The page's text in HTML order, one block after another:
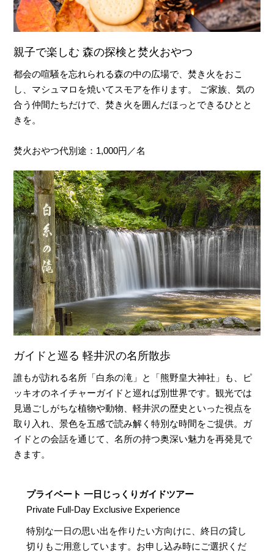
親子で楽しむ 森の探検と焚火おやつ
都会の喧騒を忘れられる森の中の広場で、焚き火をおこ
し、マシュマロを焼いてスモアを作ります。 ご家族、気の
合う仲間たちだけで、焚き火を囲んだほっとできるひとと
きを。
焚火おやつ代別途：1,000円／名
ガイドと巡る 軽井沢の名所散歩
誰もが訪れる名所「白糸の滝」と「熊野皇大神社」も、ピ
ッキオのネイチャーガイドと巡れば別世界です。観光では
見過ごしがちな植物や動物、軽井沢の歴史といった視点を
取り入れ、景色を五感で読み解く特別な時間をご提供。ガ
イドとの会話を通じて、名所の持つ奥深い魅力を再発見で
きます。
プライベート 一日じっくりガイドツアー
Private Full-Day Exclusive Experience
特別な一日の思い出を作りたい方向けに、終日の貸し
切りもご用意しています。お申し込み時にご選択くだ